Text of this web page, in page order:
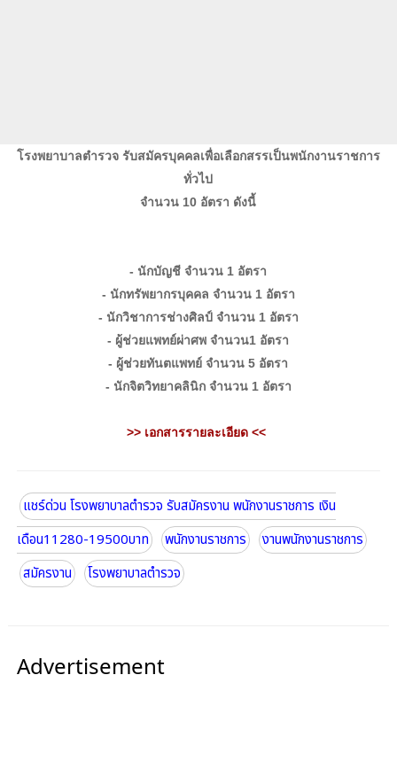
โรงพยาบาลตำรวจ รับสมัครบุคคลเพื่อเลือกสรรเป็นพนักงานราชการ
ทั่วไป
จำนวน 10 อัตรา ดังนี้
- นักบัญชี จำนวน 1 อัตรา
- นักทรัพยากรบุคคล จำนวน1 อัตรา
- นักวิชาการช่างศิลป์ จำนวน 1 อัตรา
- ผู้ช่วยแพทย์ผ่าศพจำนวน1 อัตรา
- ผู้ช่วยทันตแพทย์จำนวน 5 อัตรา
- นักจิตวิทยาคลินิก จำนวน 1 อัตรา
>> เอกสารรายละเอียด <<
แชร์ด่วน โรงพยาบาลตำรวจ รับสมัครงาน พนักงานราชการ เงิน
เดือน11280-19500บาท
พนักงานราชการ
งานพนักงานราชการ
สมัครงาน
โรงพยาบาลตำรวจ
Advertisement